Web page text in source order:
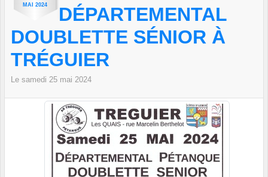
MAI 2024
DÉPARTEMENTAL
DOUBLETTE SÉNIOR À
TRÉGUIER
Le samedi 25 mai 2024